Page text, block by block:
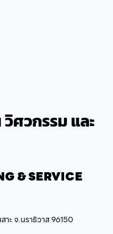
ศวกรรม และ
& SERVICE
าะ จ.นราธิวาส 96150